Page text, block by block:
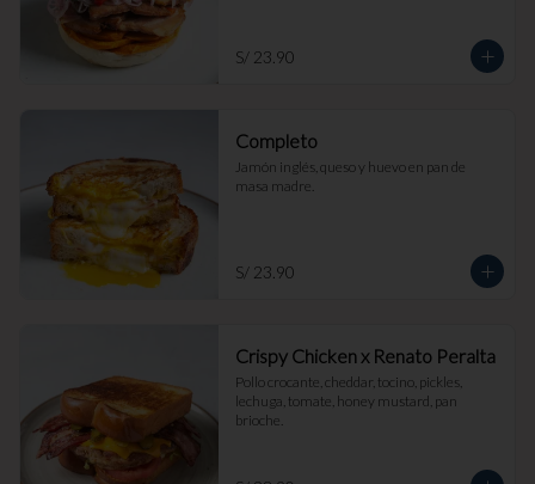
S/ 23.90
Completo
Jamón inglés, queso y huevo en pan de
masa madre.
S/ 23.90
Crispy Chicken x Renato Peralta
Pollo crocante, cheddar, tocino, pickles,
lechuga, tomate, honey mustard, pan
brioche.